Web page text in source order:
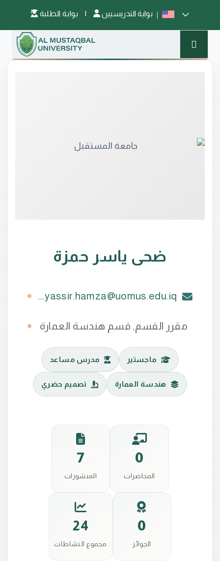
| بوابة التدريسيين
ضحى ياسر حمزة
dhuha.yassir.hamza@uomus.edu.iq
مقرر القسم, قسم هندسة العمارة
ماجستير مدرس مساعد
هندسة العمارة تصميم حضري
0
المحاضرات
7
المنشورات
0
الجوائز
24
مجموع النشاطات